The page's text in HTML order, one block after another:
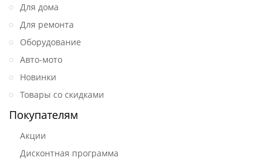
Для дома
Для ремонта
Оборудование
Авто-мото
Новинки
Товары со скидками
Покупателям
Акции
Дисконтная программа